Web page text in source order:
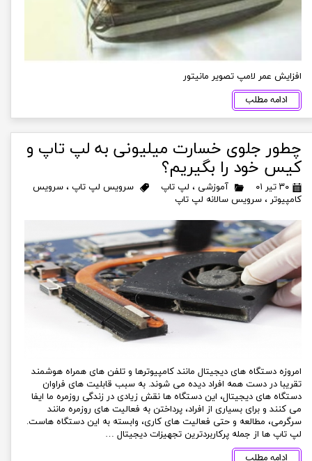
افزایش عمر لامپ تصویر مانیتور
ادامه مطلب
چطور جلوی خسارت میلیونی به لپ تاپ و
کیس خود را بگیریم؟
۳۰ تیر ۰۱ آموزشی ، لپ تاپ سرویس لپ تاپ ، سرویس
کامپیوتر ، سرویس سالانه لپ تاپ
امروزه دستگاه های دیجیتال مانند کامپیوترها و تلفن های همراه هوشمند
تقریبا در دست همه افراد دیده می شوند. به سبب قابلیت های فراوان
دستگاه های دیجیتال، این دستگاه ها نقش زیادی در زندگی روزمره ما ایفا
می کنند و برای بسیاری از افراد، پرداختن به فعالیت های روزمره مانند
سرگرمی، مطالعه و حتی فعالیت های کاری، وابسته به این دستگاه هاست.
لپ تاپ ها از جمله پرکاربردترین تجهیزات دیجیتال …
ادامه مطلب